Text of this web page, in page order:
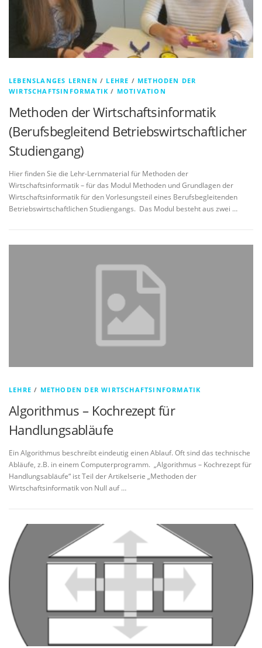
LEBENSLANGES LERNEN / LEHRE / METHODEN DER
WIRTSCHAFTSINFORMATIK / MOTIVATION
Methoden der Wirtschaftsinformatik
(Berufsbegleitend Betriebswirtschaftlicher
Studiengang)
Hier finden Sie die Lehr-Lernmaterial für Methoden der
Wirtschaftsinformatik – für das Modul Methoden und Grundlagen der
Wirtschaftsinformatik für den Vorlesungsteil eines Berufsbegleitenden
Betriebswirtschaftlichen Studiengangs. Das Modul besteht aus zwei …
LEHRE / METHODEN DER WIRTSCHAFTSINFORMATIK
Algorithmus – Kochrezept für
Handlungsabläufe
Ein Algorithmus beschreibt eindeutig einen Ablauf. Oft sind das technische
Abläufe, z.B. in einem Computerprogramm. „Algorithmus – Kochrezept für
Handlungsabläufe“ ist Teil der Artikelserie „Methoden der
Wirtschaftsinformatik von Null auf …